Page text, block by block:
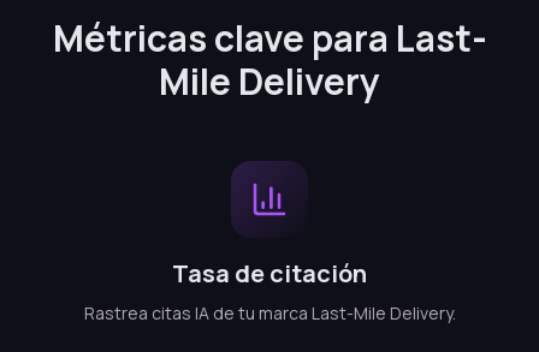
Métricas clave para Last-
Mile Delivery
Tasa de citación
Rastrea citas IA de tu marca Last-Mile Delivery.